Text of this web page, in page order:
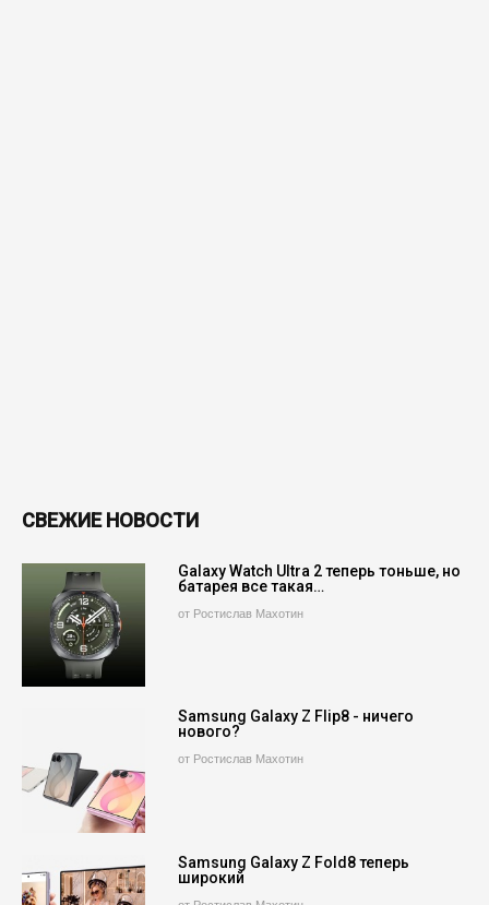
СВЕЖИЕ НОВОСТИ
Galaxy Watch Ultra 2 теперь тоньше, но
батарея все такая…
от Ростислав Махотин
Samsung Galaxy Z Flip8 - ничего
нового?
от Ростислав Махотин
Samsung Galaxy Z Fold8 теперь
широкий